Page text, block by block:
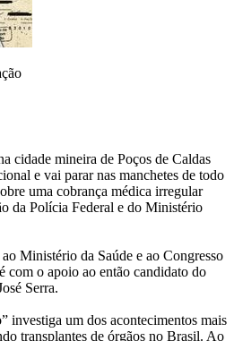
cidade mineira de Poços de Caldas
e vai parar nas manchetes de todo
uma cobrança médica irregular
da Polícia Federal e do Ministério
Ministério da Saúde e ao Congresso
com o apoio ao então candidato do
Serra.
investiga um dos acontecimentos mais
transplantes de órgãos no Brasil. Ao